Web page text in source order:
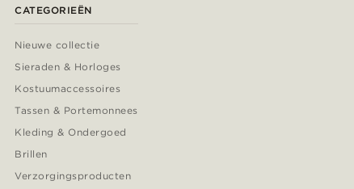
CATEGORIEËN
Nieuwe collectie
Sieraden & Horloges
Kostuumaccessoires
Tassen & Portemonnees
Kleding & Ondergoed
Brillen
Verzorgingsproducten